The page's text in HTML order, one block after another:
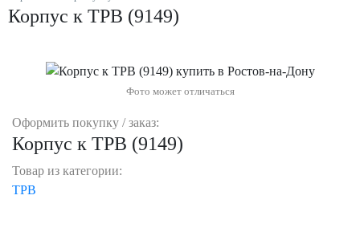
Корпус к ТРВ (9149)
Фото может отличаться
Оформить покупку / заказ:
Корпус к ТРВ (9149)
Товар из категории:
ТРВ